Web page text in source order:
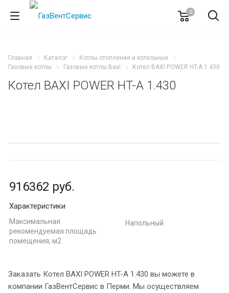
0
Главная Каталог
Котлы отопления и котельные
Газовые котлы
Газовые котлы Baxi Котел BAXI POWER HT-A 1.430
Котел BAXI POWER HT-A 1.430
916362 руб.
Характеристики
Максимальная
рекомендуемая площадь
помещения, м2
Напольный
Заказать Котел BAXI POWER HT-A 1.430 вы можете в
компании ГазВентСервис в Перми. Мы осуществляем